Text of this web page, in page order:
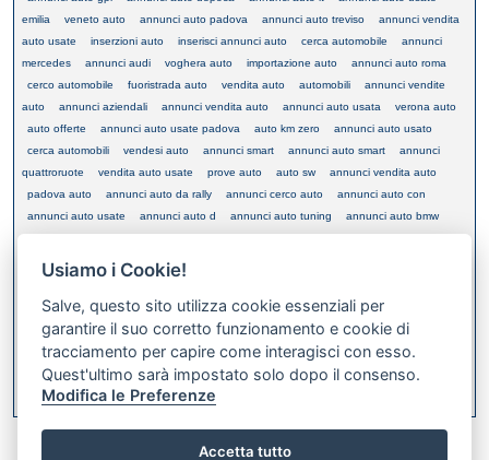
emilia
veneto auto annunci auto padova annunci auto treviso
annunci vendita
auto usate
inserzioni auto inserisci annunci auto cerca automobile
annunci
mercedes
annunci audi voghera auto importazione auto
annunci auto roma
cerco automobile
fuoristrada auto vendita auto automobili
annunci vendite
auto
annunci aziendali annunci vendita auto annunci auto usata
verona auto
auto offerte
annunci auto usate padova auto km zero
annunci auto usato
cerca automobili
vendesi auto annunci smart annunci auto smart
annunci
quattroruote
vendita auto usate prove auto auto sw
annunci vendita auto
padova auto
annunci auto da rally annunci cerco auto
annunci auto con
annunci auto usate
annunci auto d annunci auto tuning
annunci auto bmw
annunci auto usate verona
auto prova su strada
annunci auto usate brescia
annunci autousate brescia auto
mercedes
automobile occasione
XML FEED
Bookmark this on Delicious
Usiamo i Cookie!
Salve, questo sito utilizza cookie essenziali per
garantire il suo corretto funzionamento e cookie di
tracciamento per capire come interagisci con esso.
Quest'ultimo sarà impostato solo dopo il consenso.
Modifica le Preferenze
Accetta tutto